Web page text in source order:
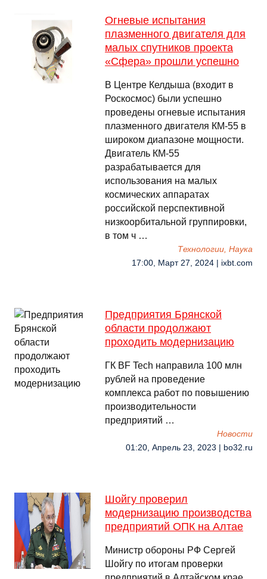
Огневые испытания
плазменного двигателя для
малых спутников проекта
«Сфера» прошли успешно
В Центре Келдыша (входит в
Роскосмос) были успешно
проведены огневые испытания
плазменного двигателя КМ-55 в
широком диапазоне мощности.
Двигатель КМ-55
разрабатывается для
использования на малых
космических аппаратах
российской перспективной
низкоорбитальной группировки,
в том ч …
Технологии, Наука
17:00, Март 27, 2024 | ixbt.com
Предприятия Брянской
области продолжают
проходить модернизацию
ГК BF Tech направила 100 млн
рублей на проведение
комплекса работ по повышению
производительности
предприятий …
Новости
01:20, Апрель 23, 2023 | bo32.ru
Шойгу проверил
модернизацию производства
предприятий ОПК на Алтае
Министр обороны РФ Сергей
Шойгу по итогам проверки